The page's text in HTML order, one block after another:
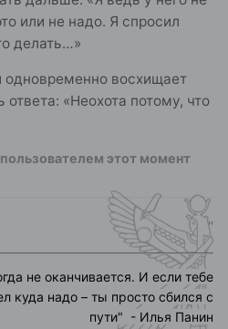
или не надо. Я спросил
делать…»
восхищает
ответа: «Неохота потому, что
пользователем этот момент
"
не оканчивается. И если тебе
куда надо – ты просто сбился с
пути" - Илья Панин